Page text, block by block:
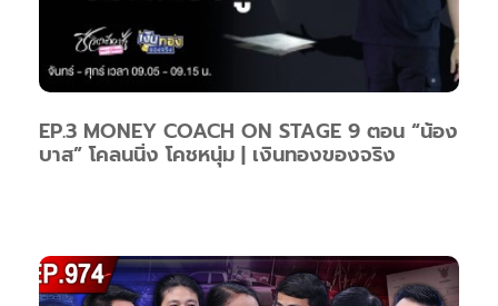
EP.3 MONEY COACH ON STAGE 9 ตอน “น้อง
บาส” โคลนนิ่ง โคชหนุ่ม | เงินทองของจริง